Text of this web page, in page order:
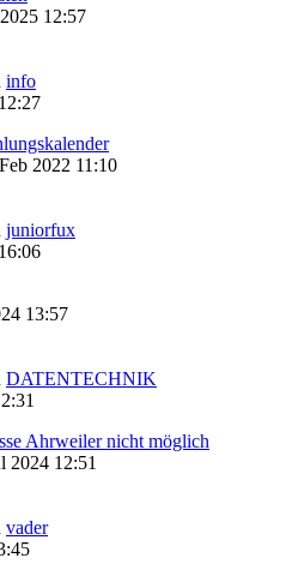
12:57
info
2022 11:10
juniorfux
13:57
DATENTECHNIK
Ahrweiler nicht möglich
2024 12:51
vader